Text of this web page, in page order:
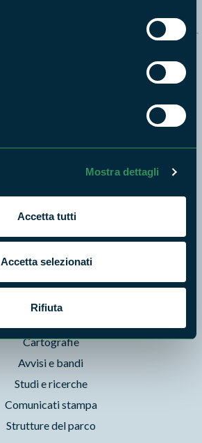
Mostra dettagli
Accetta tutti
Accetta selezionati
Rifiuta
Punti di interesse
Storie
Foto e Video
Pubblicazioni
Cartografie
Avvisi e bandi
Studi e ricerche
Comunicati stampa
Strutture del parco